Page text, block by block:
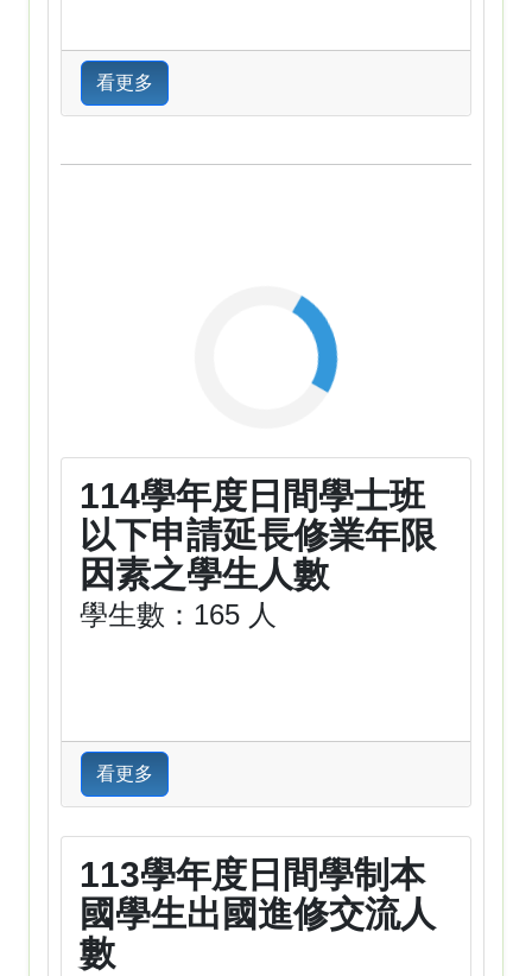
看更多
114學年度日間學士班
以下申請延長修業年限
因素之學生人數
學生數：165 人
看更多
113學年度日間學制本
國學生出國進修交流人
數